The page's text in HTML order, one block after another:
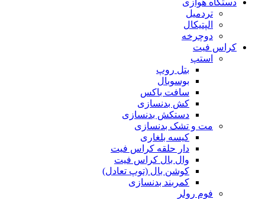
دستگاه هوازی
تردمیل
الپتیکال
دوچرخه
کراس فیت
استپ
بتل روپ
بوسوبال
سافت باکس
کش بدنسازی
دستکش بدنسازی
مت و تشک بدنسازی
کیسه بلغاری
دار حلقه کراس فیت
وال بال کراس فیت
کوشن بال (توپ تعادل)
کمربند بدنسازی
فوم رولر